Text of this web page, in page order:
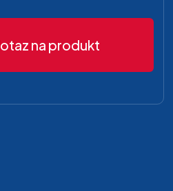
na produkt